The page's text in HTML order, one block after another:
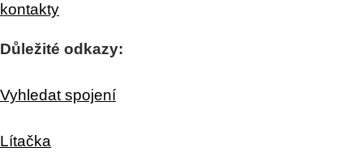
kontakty
Důležité odkazy:
Vyhledat spojení
Lítačka